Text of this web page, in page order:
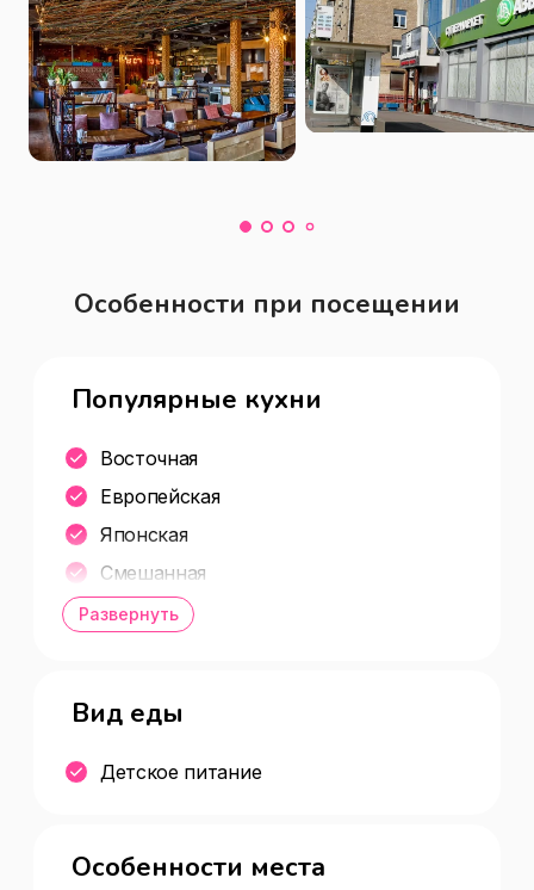
В меню блюда кухонь разных стран
мира, авторская коктейльная карта и
сезонное меню с новинками.
Особенности при посещении
Популярные кухни
Восточная
Европейская
Японская
Смешанная
Вегетарианская
Развернуть
Вид еды
Детское питание
Особенности места